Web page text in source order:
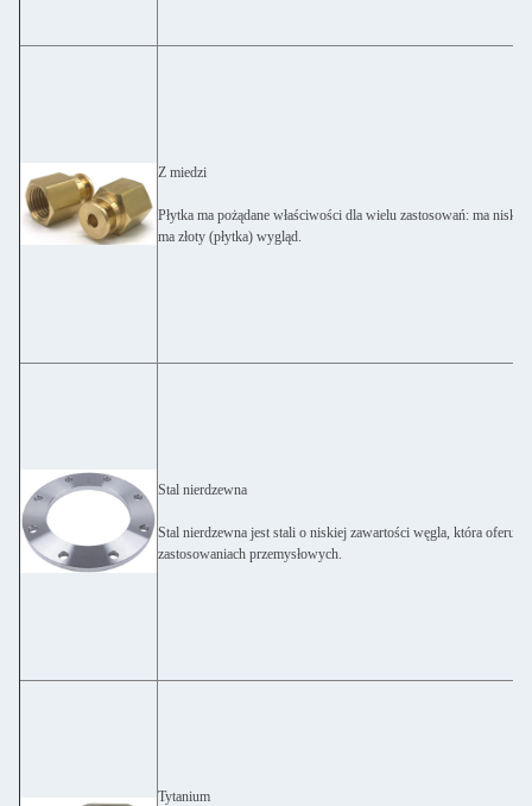
Z miedzi
Płytka ma pożądane właściwości dla wielu zastosowań: ma
ma złoty (płytka) wygląd.
Stal nierdzewna
Stal nierdzewna jest stali o niskiej zawartości węgla, która
zastosowaniach przemysłowych.
Tytanium